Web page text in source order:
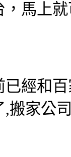
，馬上
已經和
,搬家公